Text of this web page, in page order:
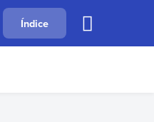
B C F
Índice